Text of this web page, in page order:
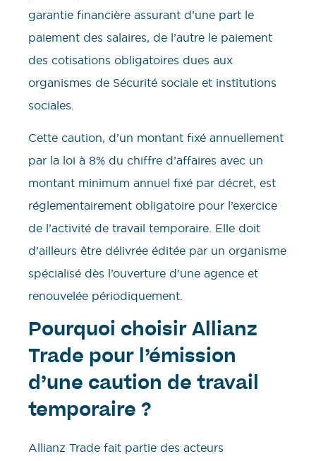
garantie financière assurant d’une part le
paiement des salaires, de l’autre le paiement
des cotisations obligatoires dues aux
organismes de Sécurité sociale et institutions
sociales.
Cette caution, d’un montant fixé annuellement
par la loi à 8% du chiffre d’affaires avec un
montant minimum annuel fixé par décret, est
réglementairement obligatoire pour l’exercice
de l’activité de travail temporaire. Elle doit
d’ailleurs être délivrée éditée par un organisme
spécialisé dès l’ouverture d’une agence et
renouvelée périodiquement.
Pourquoi choisir Allianz
Trade pour l’émission
d’une caution de travail
temporaire ?
Allianz Trade fait partie des acteurs